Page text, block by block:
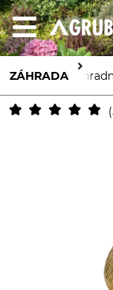
ZÁHRADA